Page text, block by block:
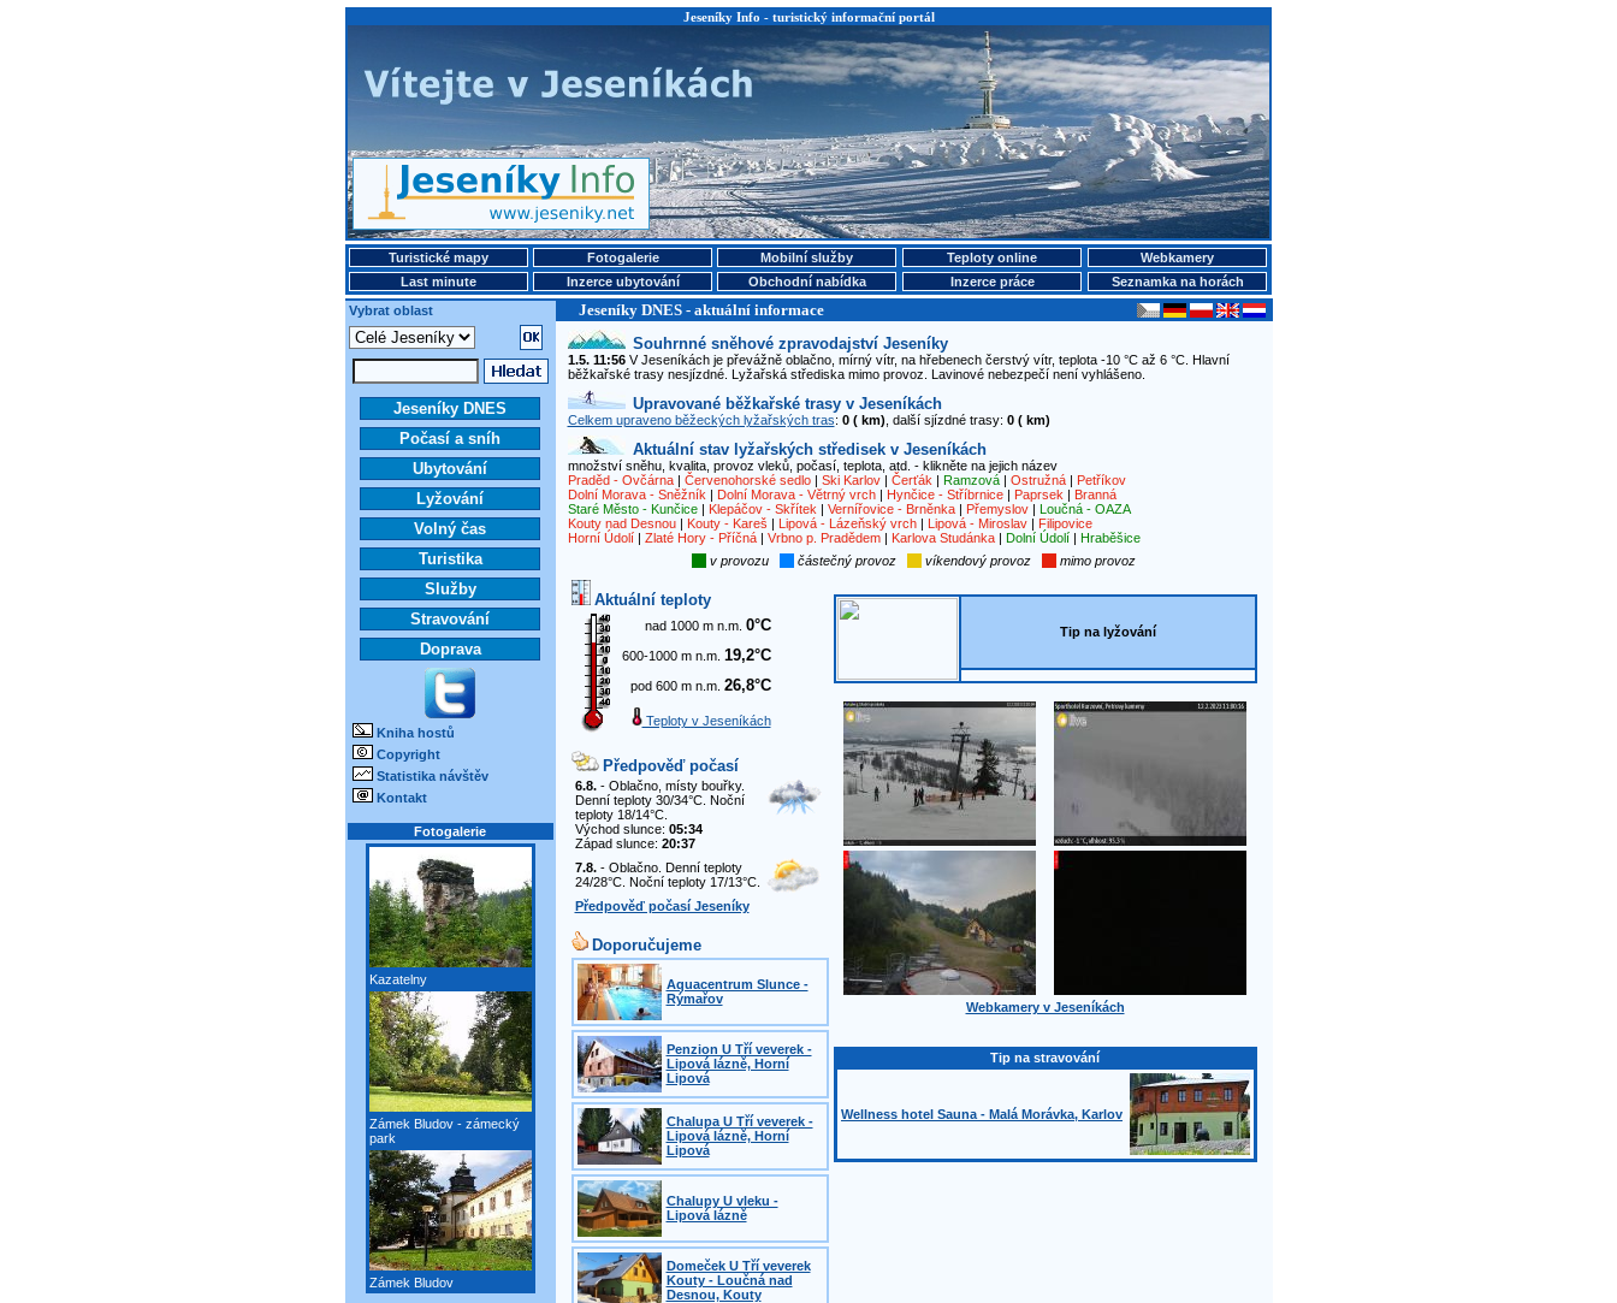
Jeseníky Info - turistický informační portál
Turistické mapy Fotogalerie Mobilní služby Teploty online
Webkamery
Last minute
Inzerce ubytování Obchodní nabídka Inzerce práce
Seznamka na horách
Vybrat oblast
Jeseníky DNES - aktuální informace
Jeseníky DNES
Počasí a sníh
Ubytování
Lyžování
Volný čas
Turistika
Služby
Stravování
Doprava
Kniha hostů
Copyright
Statistika návštěv
Kontakt
Fotogalerie
Kazatelny
Zámek Bludov - zámecký
park
Zámek Bludov
Souhrnné sněhové zpravodajství Jeseníky
1.5. 11:56V Jeseníkách je převážně oblačno, mírný vítr, na hřebenech čerstvý vítr, teplota -10 °C až 6 °C. Hlavní
běžkařské trasy nesjízdné. Lyžařská střediska mimo provoz. Lavinové nebezpečí není vyhlášeno.
Upravované běžkařské trasy v Jeseníkách
Celkem upraveno běžeckých lyžařských tras: 0 ( km) , další sjízdné trasy: 0 ( km)
Aktuální stav lyžařských středisek v Jeseníkách
množství sněhu, kvalita, provoz vleků, počasí, teplota, atd. - klikněte na jejich název
Praděd - Ovčárna| Červenohorské sedlo| Ski Karlov| Čerťák | Ramzová| Ostružná| Petříkov
Dolní Morava - Sněžník | Dolní Morava - Větrný vrch| Hynčice - Stříbrnice| Paprsek | Branná
Staré Město - Kunčice| Klepáčov - Skřítek | Vernířovice - Brněnka| Přemyslov| Loučná - OAZA
Kouty nad Desnou| Kouty - Kareš | Lipová - Lázeňský vrch| Lipová - Miroslav| Filipovice
Horní Údolí| Zlaté Hory - Příčná| Vrbno p. Pradědem| Karlova Studánka| Dolní Údolí| Hraběšice
v provozu
částečný provoz víkendový provoz mimo provoz
Aktuální teploty
nad 1000 m n.m. 0°C
600-1000 m n.m. 19,2°C
pod 600 m n.m. 26,8°C
Teploty v Jeseníkách
Předpověď počasí
6.8.- Oblačno, místy bouřky.
Denní teploty 30/34°C. Noční
teploty 18/14°C.
Východ slunce: 05:34
Západ slunce: 20:37
7.8.- Oblačno. Denní teploty
24/28°C. Noční teploty 17/13°C.
Předpověď počasí Jeseníky
Doporučujeme
Aquacentrum Slunce -
Rýmařov
Penzion U Tří veverek -
Lipová lázně, Horní
Lipová
Chalupa U Tří veverek -
Lipová lázně, Horní
Lipová
Chalupy U vleku -
Lipová lázně
Domeček U Tří veverek
Kouty - Loučná nad
Desnou, Kouty
Tip na lyžování
Webkamery v Jeseníkách
Tip na stravování
Wellness hotel Sauna - Malá Morávka, Karlov